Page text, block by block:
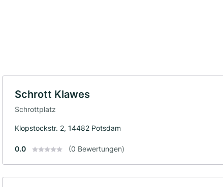
Schrott Klawes
Schrottplatz
Klopstockstr. 2, 14482 Potsdam
0.0 (0 Bewertungen)